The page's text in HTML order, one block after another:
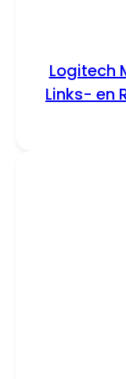
Logitech
Links- en